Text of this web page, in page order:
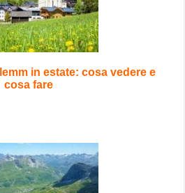
in estate: cosa vedere e
cosa fare